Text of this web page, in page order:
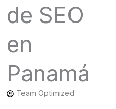
de SEO
en
Panamá
Team Optimized